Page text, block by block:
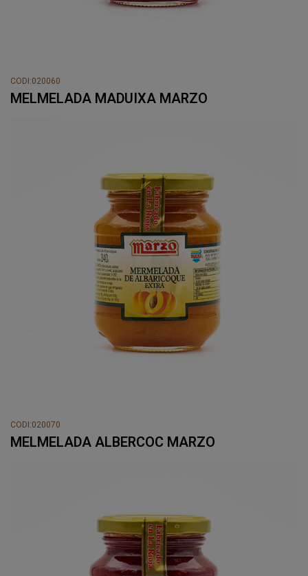
CODI:020060
MELMELADA MADUIXA MARZO
CODI:020070
MELMELADA ALBERCOC MARZO